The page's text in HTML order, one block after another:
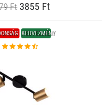
Ft3855 Ft
KEDVEZMÉNY